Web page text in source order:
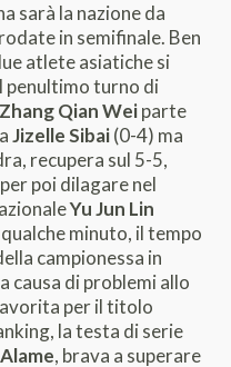
sarà la nazione da
in semifinale. Ben
atlete asiatiche si
penultimo turno di
Zhang Qian Weiparte
Jizelle Sibai(0-4) ma
recupera sul 5-5,
poi dilagare nel
Yu Jun Lin
minuto, il tempo
campionessa in
a causa di problemi allo
per il titolo
la testa di serie
, brava a superare